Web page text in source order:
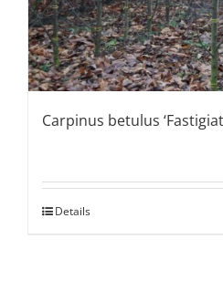
Carpinus betulus
Details